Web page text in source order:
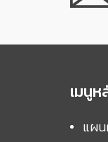
เมนูห
แผน